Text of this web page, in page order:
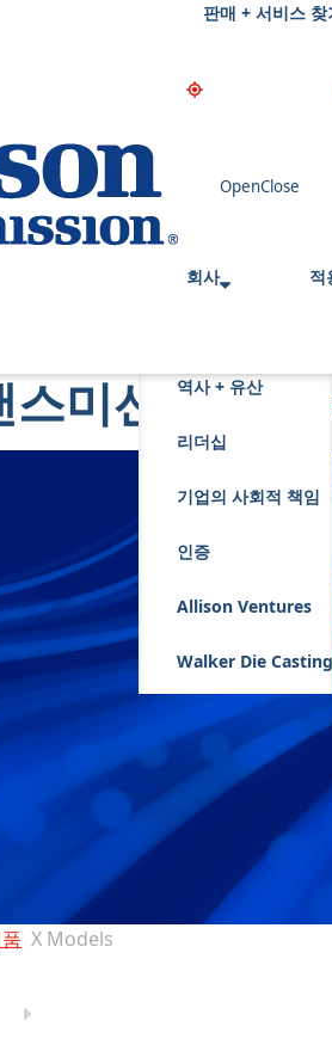
판매 + 서비스 찾
회사
역사 + 유산
리더십
기업의 사회적 책임
인증
Allison Ventures
Walker Die Casting
적
스미션 X
X Models